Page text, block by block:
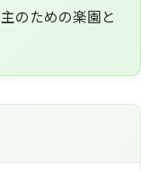
のための楽園と